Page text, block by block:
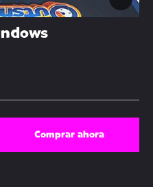
Cerrar
(esc)
Comprar ahora